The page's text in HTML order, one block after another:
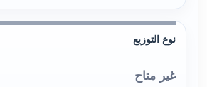
نوع التوزيع
غير متاح